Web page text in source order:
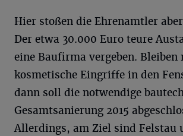
Hier stoßen die Ehrenamtler
Der etwa 30.000 Euro teure
eine Baufirma vergeben. Bleiben
kosmetische Eingriffe in den
dann soll die notwendige
Gesamtsanierung 2015
Allerdings, am Ziel sind Felstau